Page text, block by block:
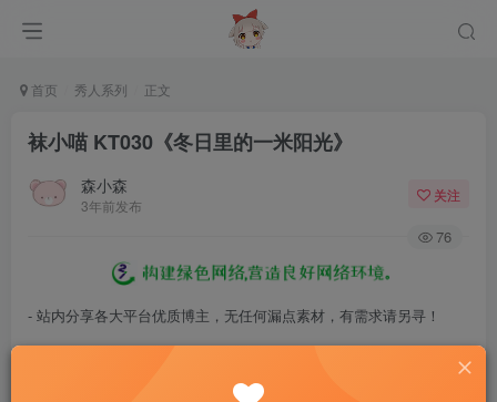
首页 秀人系列 正文
袜小喵 KT030《冬日里的一米阳光》
森小森
3年前发布
关注
76
- 站内分享各大平台优质博主，无任何漏点素材，有需求请另寻！
- 百度网盘提示提取码错误，请更换浏览器重试，这是百度网盘版本问